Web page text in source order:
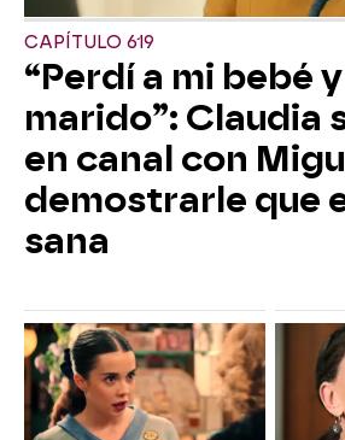
CAPÍTULO 619
“Perdí a mi bebé
marido”: Claudia
en canal con
demostrarle que
sana